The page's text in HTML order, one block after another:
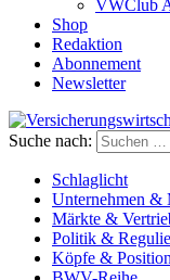
VWClub
Shop
Redaktion
Abonnement
Newsletter
Suche nach:
Schlaglicht
Unternehmen &
Märkte &
Politik &
Köpfe &